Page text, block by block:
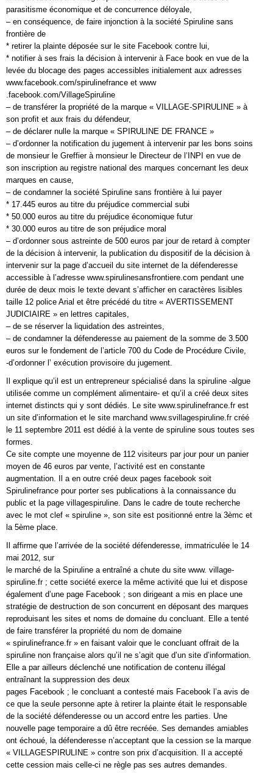
parasitisme économique et de concurrence déloyale,
– en conséquence, de faire injonction à la société Spiruline sans
frontière de
* retirer la plainte déposée sur le site Facebook contre lui,
* notifier à ses frais la décision à intervenir à Face book en vue de la
levée du blocage des pages accessibles initialement aux adresses
www.facebook.com/spirulinefrance et www
.facebook.com/VillageSpiruline
– de transférer la propriété de la marque « VILLAGE-SPIRULINE » à
son profit et aux frais du défendeur,
– de déclarer nulle la marque « SPIRULINE DE FRANCE »
– d’ordonner la notification du jugement à intervenir par les bons soins
de monsieur le Greffier à monsieur le Directeur de l’INPI en vue de
son inscription au registre national des marques concernant les deux
marques en cause,
– de condamner la société Spiruline sans frontière à lui payer
* 17.445 euros au titre du préjudice commercial subi
* 50.000 euros au titre du préjudice économique futur
* 30.000 euros au titre de son préjudice moral
– d’ordonner sous astreinte de 500 euros par jour de retard à compter
de la décision à intervenir, la publication du dispositif de la décision à
intervenir sur la page d’accueil du site internet de la défenderesse
accessible à l’adresse www.spirulinesansfrontiere.com pendant une
durée de deux mois le texte devant s’afficher en caractères lisibles
taille 12 police Arial et être précédé du titre « AVERTISSEMENT
JUDICIAIRE » en lettres capitales,
– de se réserver la liquidation des astreintes,
– de condamner la défenderesse au paiement de la somme de 3.500
euros sur le fondement de l’article 700 du Code de Procédure Civile,
-d’ordonner l’ exécution provisoire du jugement.
Il explique qu’il est un entrepreneur spécialisé dans la spiruline -algue
utilisée comme un complément alimentaire- et qu’il a créé deux sites
internet distincts qui y sont dédiés. Le site www.spirulinefrance.fr est
un site d’information et le site marchand www.svillagespiruline.fr créé
le 11 septembre 2011 est dédié à la vente de spiruline sous toutes ses
formes.
Ce site compte une moyenne de 112 visiteurs par jour pour un panier
moyen de 46 euros par vente, l’activité est en constante
augmentation. Il a en outre créé deux pages facebook soit
Spirulinefrance pour porter ses publications à la connaissance du
public et la page villagespiruline. Dans le cadre de toute recherche
avec le mot clef « spiruline », son site est positionné entre la 3èmc et
la 5ème place.
Il affirme que l’arrivée de la société défenderesse, immatriculée le 14
mai 2012, sur
le marché de la Spiruline a entraîné a chute du site www. village-
spiruline.fr ; cette société exerce la même activité que lui et dispose
également d’une page Facebook ; son dirigeant a mis en place une
stratégie de destruction de son concurrent en déposant des marques
reproduisant les sites et noms de domaine du concluant. Elle a tenté
de faire transférer la propriété du nom de domaine
« spirulinefrance.fr » en faisant valoir que le concluant offrait de la
spiruline non française alors qu’il ne s’agit que d’un site d’information.
Elle a par ailleurs déclenché une notification de contenu illégal
entraînant la suppression des deux
pages Facebook ; le concluant a contesté mais Facebook l’a avis de
ce que la seule personne apte à retirer la plainte était le responsable
de la société défenderesse ou un accord entre les parties. Une
nouvelle page temporaire a dû être recréée. Ses demandes amiables
ont échoué, la défenderesse n’acceptant que la cession se la marque
« VILLAGESPIRULINE » contre son prix d’acquisition. Il a accepté
cette cession mais celle-ci ne règle pas ses autres demandes.